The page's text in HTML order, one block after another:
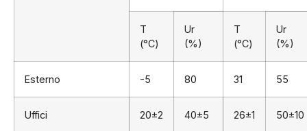
T
(°C)
Ur
(%)
T
(°C)
Ur
(%)
Esterno -5 80 31 55
Uffici 20±2 40±5 26±1 50±10